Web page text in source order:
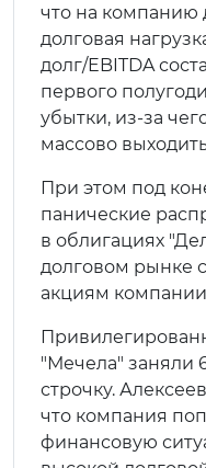
что на компанию
долговая
долг/EBITDA
первого
убытки, из-за
массово
При этом под
панические
в облигациях
долговом рынке
акциям
"Мечела" заняли
строчку.
что компания
финансовую